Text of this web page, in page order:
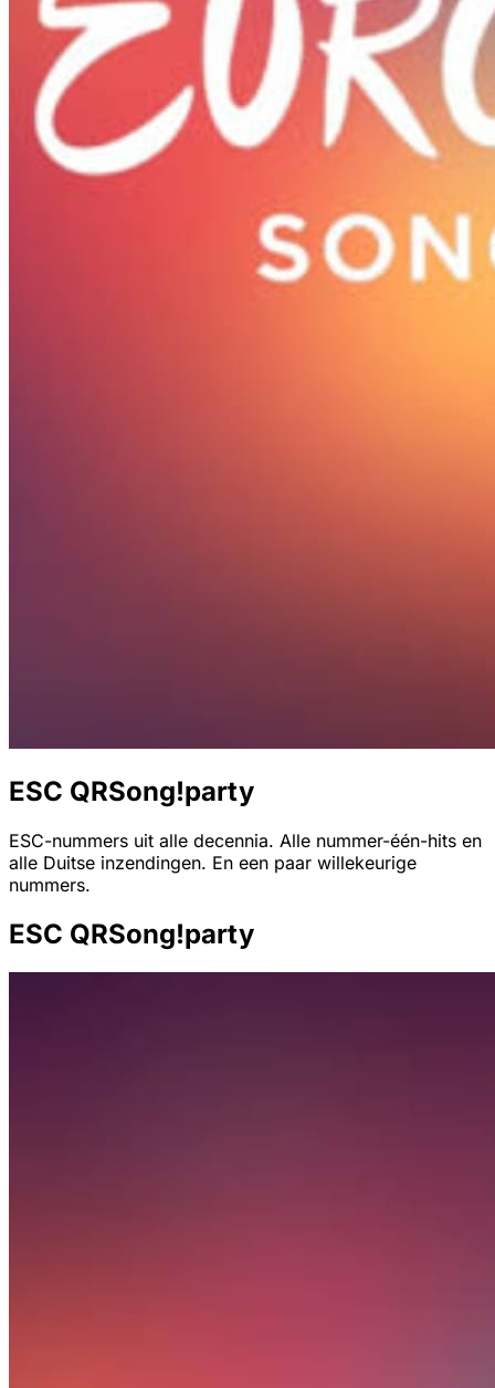
ESC QRSong!party
ESC-nummers uit alle decennia. Alle nummer-één-hits en
alle Duitse inzendingen. En een paar willekeurige
nummers.
ESC QRSong!party